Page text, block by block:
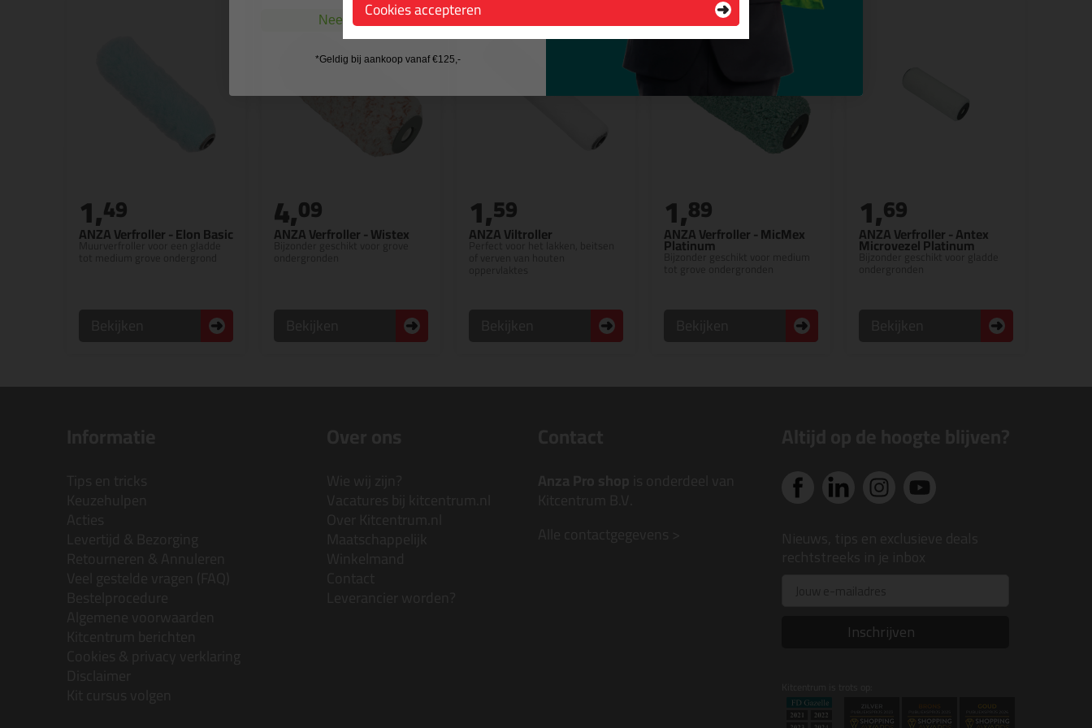
ANZA Verfroller - Elon Basic
Muurverfroller voor een gladde
1,49
ANZA Verfroller - Wistex
Bijzonder geschikt voor grove
4,09
ANZA Viltroller
Perfect voor het lakken, beitsen
1,59
ANZA Verfroller - MicMex
Platinum
Bijzonder geschikt voor medium
1,89
ANZA Verfroller - Antex
Microvezel Platinum
Bijzonder geschikt voor gladde
1,69
Inschrijven
Cookies accepteren
Nee, ik wil geen cadeau
*Geldig bij aankoop vanaf €125,-